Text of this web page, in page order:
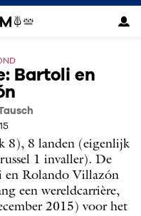
Bartoli en
8), 8 landen (eigenlijk
1 invaller). De
en Rolando Villazón
een wereldcarrière,
2015) voor het